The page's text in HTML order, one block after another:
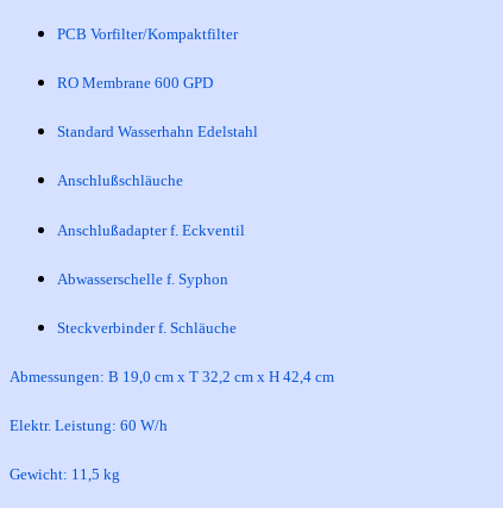
PCB Vorfilter/Kompaktfilter
RO Membrane 600 GPD
Standard Wasserhahn Edelstahl
Anschlußschläuche
Anschlußadapter f. Eckventil
Abwasserschelle f. Syphon
Steckverbinder f. Schläuche
Abmessungen: B 19,0 cm x T 32,2 cm x H 42,4 cm
Elektr. Leistung: 60 W/h
Gewicht: 11,5 kg